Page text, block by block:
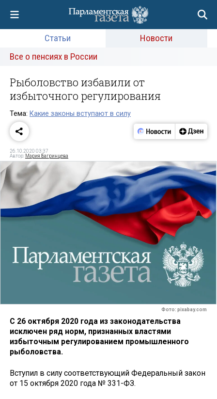
Статьи
Новости
Все о пенсиях в России
Рыболовство избавили от
избыточного регулирования
Тема: Какие законы вступают в силу
26.10.2020 03:37
Автор: Мария Багринцева
Фото: pixabay.com
С 26 октября 2020 года из законодательства
исключен ряд норм, признанных властями
избыточным регулированием промышленного
рыболовства.
Вступил в силу соответствующий Федеральный закон
от 15 октября 2020 года № 331-ФЗ.